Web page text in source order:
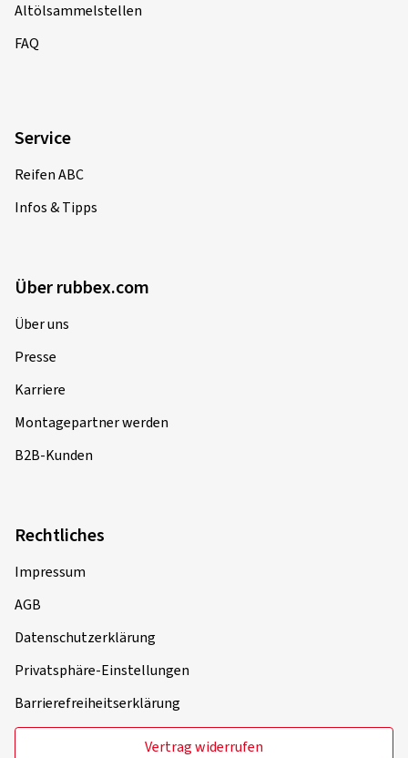
Altölsammelstellen
FAQ
Service
Reifen ABC
Infos & Tipps
Über rubbex.com
Über uns
Presse
Karriere
Montagepartner werden
B2B-Kunden
Rechtliches
Impressum
AGB
Datenschutzerklärung
Privatsphäre-Einstellungen
Barrierefreiheitserklärung
Vertrag widerrufen